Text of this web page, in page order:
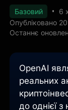
Базовий
6
Опубліковано
Останнє
OpenAI
реальних
до однієї